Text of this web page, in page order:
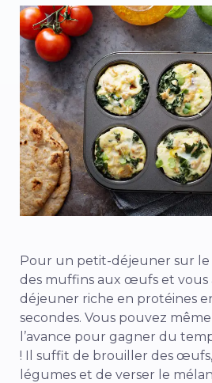
Pour un petit-déjeuner sur le
des muffins aux œufs et
déjeuner riche en protéines
secondes. Vous pouvez
l’avance pour gagner du
! Il suffit de brouiller des
légumes et de verser le